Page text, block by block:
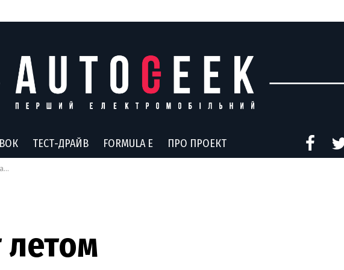
ТЕСТ-ДРАЙВ FORMULA E ПРО ПРОЕКТ
летом